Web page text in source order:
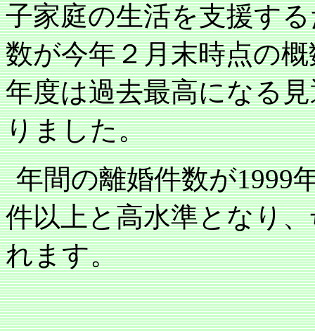
子家庭の生活を支援す
数が今年２月末時点の
年度は過去最高になる
りました。
年間の離婚件数が1999
件以上と高水準となり
れます。